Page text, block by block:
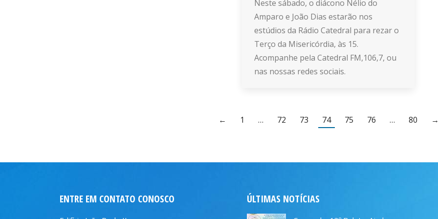
Neste sábado, o diácono Nélio do
Amparo e João Dias estarão nos
estúdios da Rádio Catedral para rezar o
Terço da Misericórdia, às 15.
Acompanhe pela Catedral FM,106,7, ou
nas nossas redes sociais.
← 1 … 72 73 74 75 76 … 80
ENTRE EM CONTATO CONOSCO ÚLTIMAS NOTÍCIAS